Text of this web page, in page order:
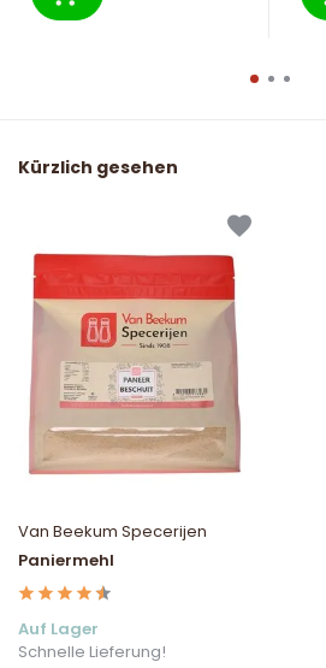
Kürzlich gesehen
Van Beekum Specerijen
Paniermehl
Auf Lager
Schnelle Lieferung!